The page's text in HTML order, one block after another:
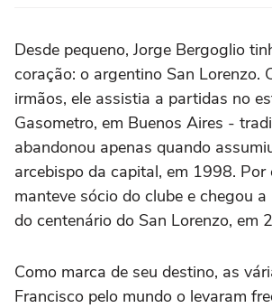
Desde pequeno, Jorge Bergoglio
coração: o argentino San Lorenzo.
irmãos, ele assistia a partidas no
Gasometro, em Buenos Aires -
abandonou apenas quando
arcebispo da capital, em 1998. Por
manteve sócio do clube e chegou
do centenário do San Lorenzo, em
Como marca de seu destino, as
Francisco pelo mundo o levaram